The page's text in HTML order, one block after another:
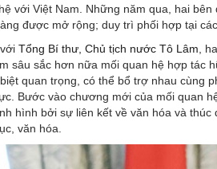
với Việt Nam. Những năm qua, hai
được mở rộng; duy trì phối hợp tại
Tổng Bí thư, Chủ tịch nước Tô Lâm ,
sâu sắc hơn nữa mối quan hệ hợp tác
quan trọng, có thể bổ trợ nhau cùng
Bước vào chương mới của mối quan
hình bởi sự liên kết về văn hóa và thúc
văn hóa.